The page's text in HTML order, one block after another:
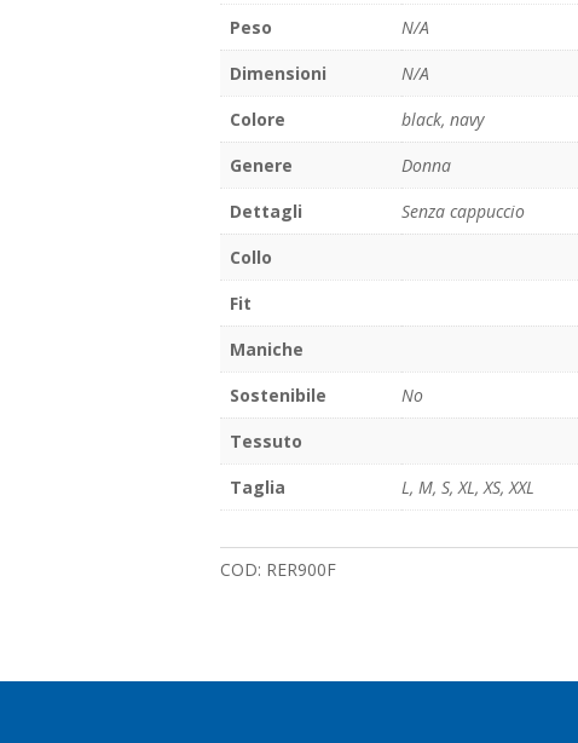
Peso
N/A
Dimensioni
N/A
Colore
black, navy
Genere
Donna
Dettagli
Senza cappuccio
Collo
Fit
Maniche
Sostenibile
No
Tessuto
Taglia
L, M, S,XL,XS,XXL
COD: RER900F